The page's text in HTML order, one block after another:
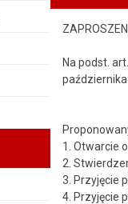
Na podst.
października
1. Otwarcie
2.
3. Przyjęcie
4. Przyjęcie